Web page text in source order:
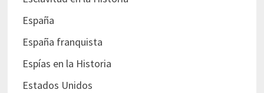
España
España franquista
Espías en la Historia
Estados Unidos